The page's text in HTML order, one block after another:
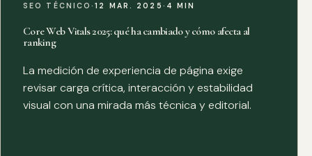
SEO TÉCNICO·12 MAR. 2025 · 4 MIN
Core Web Vitals 2025: qué ha cambiado y cómo afecta al
ranking
La medición de experiencia de página exige
revisar carga crítica, interacción y estabilidad
visual con una mirada más técnica y editorial.